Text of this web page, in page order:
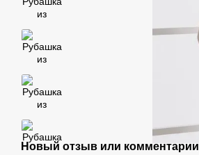
Новый отзыв или комментарий